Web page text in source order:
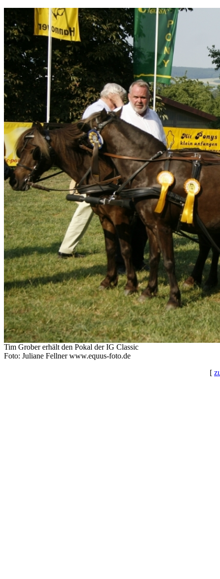
Tim Grober erhält den Pokal der IG Classic
Foto: Juliane Fellner www.equus-foto.de
[